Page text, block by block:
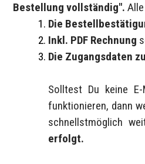
Bestellung vollständig".
Die
Inkl. PDF Rechnung
Die Zugangsdaten
Solltest Du keine
funktionieren, dann
schnellstmöglich
erfolgt.